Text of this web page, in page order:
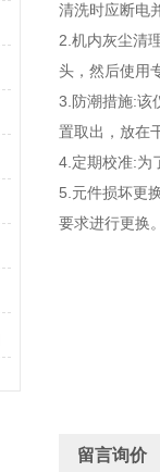
清洗时应断电
2.机内灰尘清
头，然后使用
3.防潮措施:该
置取出，放在
4.定期校准:为
5.元件损坏更
要求进行更换
留言询价